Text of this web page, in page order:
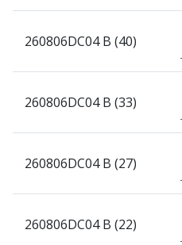
260806DC04 B (40)
260806DC04 B (33)
260806DC04 B (27)
260806DC04 B (22)